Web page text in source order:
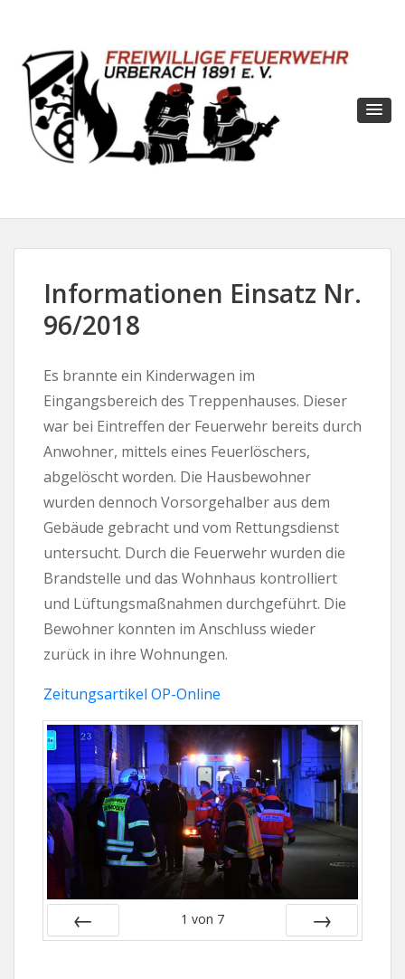
Informationen Einsatz Nr.
96/2018
Es brannte ein Kinderwagen im
Eingangsbereich des Treppenhauses. Dieser
war bei Eintreffen der Feuerwehr bereits durch
Anwohner, mittels eines Feuerlöschers,
abgelöscht worden. Die Hausbewohner
wurden dennoch Vorsorgehalber aus dem
Gebäude gebracht und vom Rettungsdienst
untersucht. Durch die Feuerwehr wurden die
Brandstelle und das Wohnhaus kontrolliert
und Lüftungsmaßnahmen durchgeführt. Die
Bewohner konnten im Anschluss wieder
zurück in ihre Wohnungen.
Zeitungsartikel OP-Online
1 von 7